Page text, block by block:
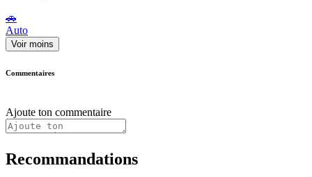
🚗
Auto
Voir moins
Commentaires
Ajoute ton commentaire
Recommandations